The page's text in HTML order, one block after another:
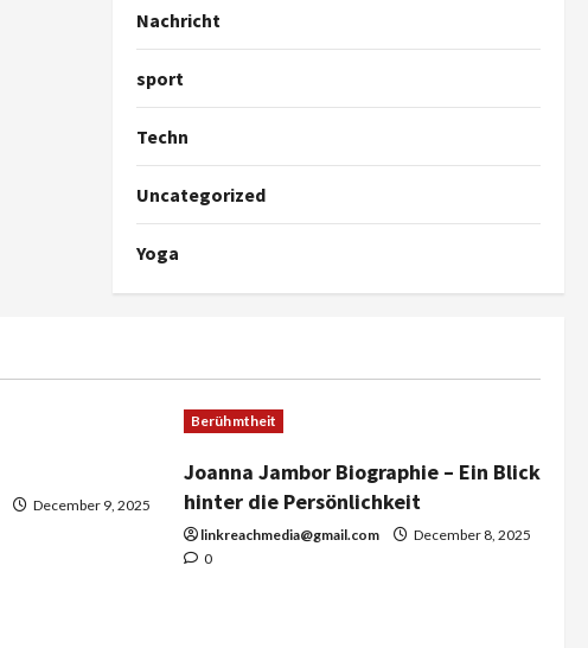
Nachricht
sport
Techn
Uncategorized
Yoga
December 9, 2025
Berühmtheit
Joanna Jambor Biographie – Ein Blick
hinter die Persönlichkeit
linkreachmedia@gmail.com
December 8, 2025
0